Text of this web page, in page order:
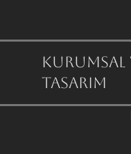
Kurumsal
Tasarım